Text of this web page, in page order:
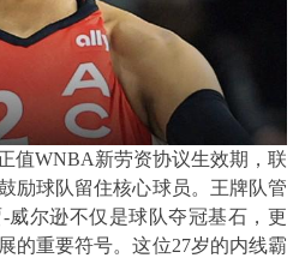
值WNBA新劳资协议生效期，联
励球队留住核心球员。王牌队管
威尔逊不仅是球队夺冠基石，更
的重要符号。这位27岁的内线霸